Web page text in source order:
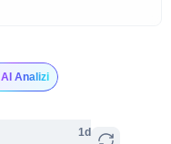
AI Analizi
1d